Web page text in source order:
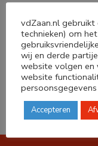
Deel dit
 
vdZaan.nl gebruikt
technieken) om
wij en derde
website volgen en
website
Accepteren